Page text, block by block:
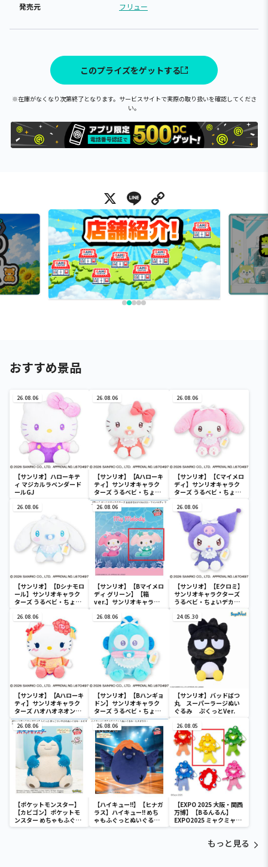
発売元 フリュー
このプライズをゲットする
※在庫がなくなり次第終了となります。サービスサイトで実際の取り扱いを確認してくださ
い。
X Line
おすすめ景品
26.08.06
【サンリオ】ハローキテ
ィ マジカルラベンダード
ールGJ
26.08.06
【サンリオ】【Aハローキ
ティ】サンリオキャラク
ターズ うるベビ・ちょい
デカドール
26.08.06
【サンリオ】【Cマイメロ
ディ】サンリオキャラク
ターズ うるベビ・ちょい
26.08.06
【サンリオ】【Dシナモロ
ール】サンリオキャラク
ターズ うるベビ・ちょい
26.08.06
【サンリオ】【Bマイメロ
ディ グリーン】【箱
ver.】サンリオキャラク
SOFVIMATES～マイメロ
ディ マーメイドver. ～
26.08.06
【サンリオ】【Eクロミ】
サンリオキャラクターズ
うるベビ・ちょいデカド
26.08.06
【サンリオ】【Aハローキ
ティ】サンリオキャラク
ターズ ハオハオネオンタ
ウンドールBIGタイプ1
26.08.06
【サンリオ】【Bハンギョ
ドン】サンリオキャラク
ターズ うるベビ・ちょい
デカドール
24.05.30
【サンリオ】バッドばつ
丸 スーパーラージぬい
ぐるみ ぷくっとVer.
26.08.06
【ポケットモンスター】
【カビゴン】ポケットモ
ンスター めちゃもふぐっ
と ほっこりいやされぬい
26.08.06
【ハイキュー!!】【ヒナガ
ラス】ハイキュー!! めち
ゃもふぐっとぬいぐるみ
～ヒナガラス～
26.08.05
【EXPO 2025 大阪・関西
万博】【Bるんるん】
EXPO2025 ミャクミャク
カラフルゴム紐付きぬい
もっと見る